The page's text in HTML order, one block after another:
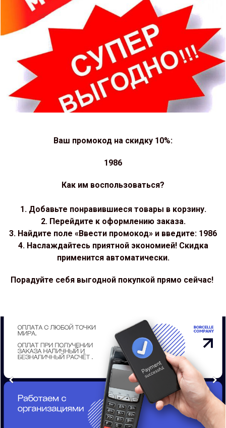
Ваш промокод на скидку 10%:
1986
Как им воспользоваться?
1. Добавьте понравившиеся товары в корзину.
2. Перейдите к оформлению заказа.
3. Найдите поле «Ввести промокод» и введите: 1986
4. Наслаждайтесь приятной экономией! Скидка
применится автоматически.
Порадуйте себя выгодной покупкой прямо сейчас!